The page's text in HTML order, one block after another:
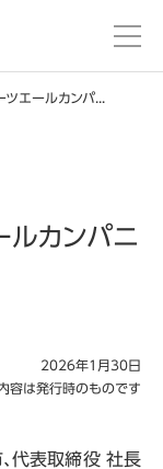
ルカンパニ
2026年1月30日
容は発行時のものです
代表取締役 社長